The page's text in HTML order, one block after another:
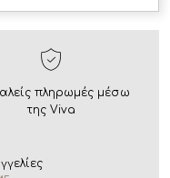
πληρωμές μέσω
της Viva